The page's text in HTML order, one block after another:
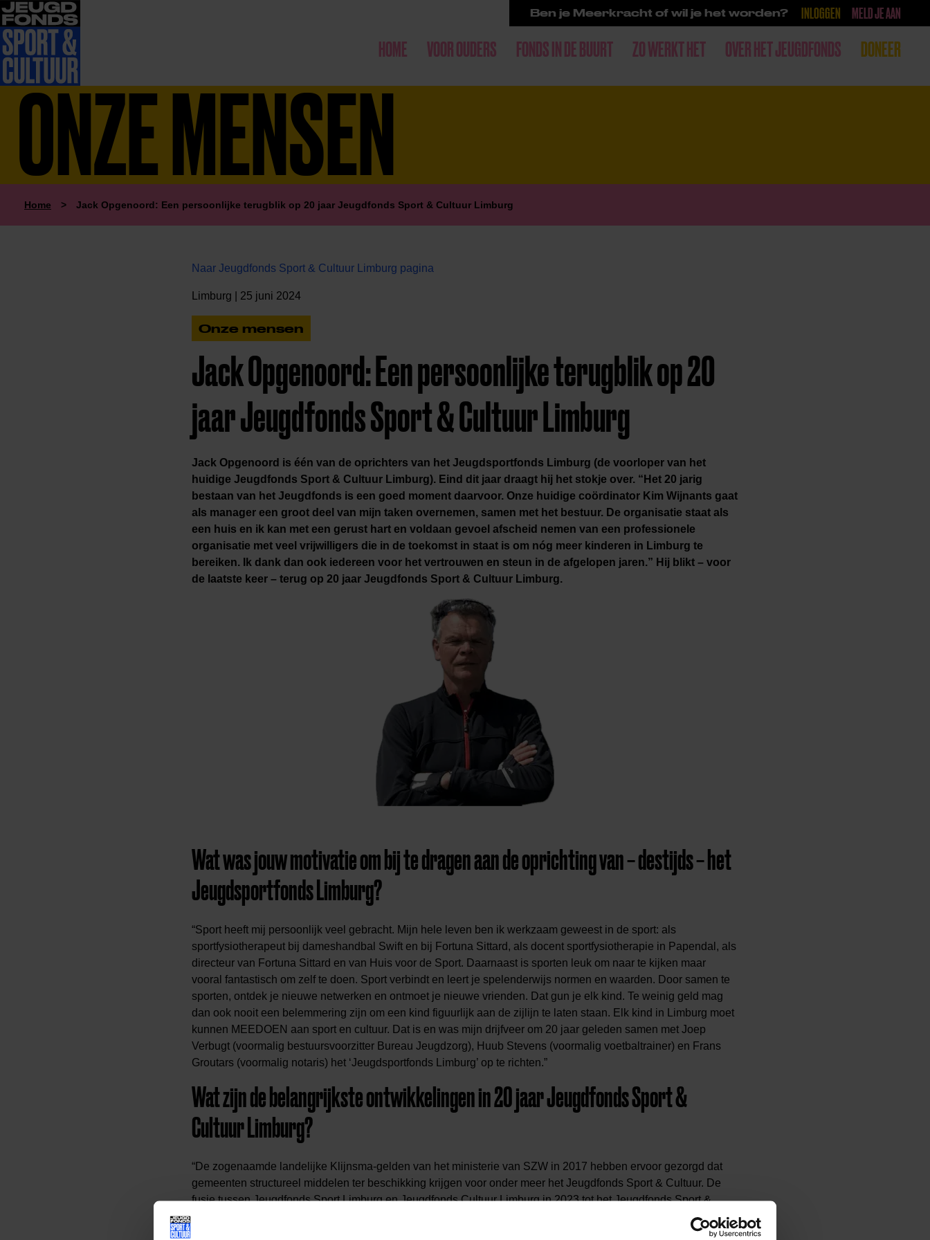
Ben je Meerkracht of wil je het worden? INLOGGEN MELD JE AAN
HOME VOOR OUDERS FONDS IN DE BUURT ZO WERKT HET OVER HET JEUGDFONDS DONEER
ONZE MENSEN
Home > Jack Opgenoord: Een persoonlijke terugblik op 20 jaar Jeugdfonds Sport & Cultuur Limburg
Naar Jeugdfonds Sport & Cultuur Limburg pagina
Limburg | 25 juni 2024
Onze mensen
Jack Opgenoord: Een persoonlijke terugblik op 20
jaar Jeugdfonds Sport & Cultuur Limburg
Jack Opgenoord is één van de oprichters van het Jeugdsportfonds Limburg (de voorloper van het
huidige Jeugdfonds Sport & Cultuur Limburg). Eind dit jaar draagt hij het stokje over. “Het 20 jarig
bestaan van het Jeugdfonds is een goed moment daarvoor. Onze huidige coördinator Kim Wijnants gaat
als manager een groot deel van mijn taken overnemen, samen met het bestuur. De organisatie staat als
een huis en ik kan met een gerust hart en voldaan gevoel afscheid nemen van een professionele
organisatie met veel vrijwilligers die in de toekomst in staat is om nóg meer kinderen in Limburg te
bereiken. Ik dank dan ook iedereen voor het vertrouwen en steun in de afgelopen jaren.” Hij blikt – voor
de laatste keer – terug op 20 jaar Jeugdfonds Sport & Cultuur Limburg.
Wat was jouw motivatie om bij te dragen aan de oprichting van – destijds – het
Jeugdsportfonds Limburg?
“Sport heeft mij persoonlijk veel gebracht. Mijn hele leven ben ik werkzaam geweest in de sport: als
sportfysiotherapeut bij dameshandbal Swift en bij Fortuna Sittard, als docent sportfysiotherapie in Papendal, als
directeur van Fortuna Sittard en van Huis voor de Sport. Daarnaast is sporten leuk om naar te kijken maar
vooral fantastisch om zelf te doen. Sport verbindt en leert je spelenderwijs normen en waarden. Door samen te
sporten, ontdek je nieuwe netwerken en ontmoet je nieuwe vrienden. Dat gun je elk kind. Te weinig geld mag
dan ook nooit een belemmering zijn om een kind figuurlijk aan de zijlijn te laten staan. Elk kind in Limburg moet
kunnen MEEDOEN aan sport en cultuur. Dat is en was mijn drijfveer om 20 jaar geleden samen met Joep
Verbugt (voormalig bestuursvoorzitter Bureau Jeugdzorg), Huub Stevens (voormalig voetbaltrainer) en Frans
Groutars (voormalig notaris) het ‘Jeugdsportfonds Limburg’ op te richten.”
Wat zijn de belangrijkste ontwikkelingen in 20 jaar Jeugdfonds Sport &
Cultuur Limburg?
“De zogenaamde landelijke Klijnsma-gelden van het ministerie van SZW in 2017 hebben ervoor gezorgd dat
gemeenten structureel middelen ter beschikking krijgen voor onder meer het Jeugdfonds Sport & Cultuur. De
fusie tussen Jeugdfonds Sport Limburg en Jeugdfonds Cultuur Limburg in 2023 tot het Jeugdfonds Sport &